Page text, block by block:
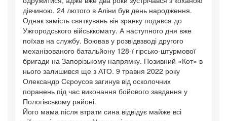
дівчиною. 24 лютого в Аліни був день народження.
Однак замість святкувань він зранку подався до
Ужгородського військкомату. А наступного дня вже
поїхав на службу. Воював у розвідвзводі другого
механізованого батальйону 128-ї гірсько-штурмової
бригади на Запорізькому напрямку. Позивний «Кот» в
нього залишився ще з АТО. 9 травня 2022 року
Олександр Сєроусов загинув від осколочних
поранень під час виконання бойового завдання у
Пологівському районі.
Його мама після втрати сина відвідує майже всі